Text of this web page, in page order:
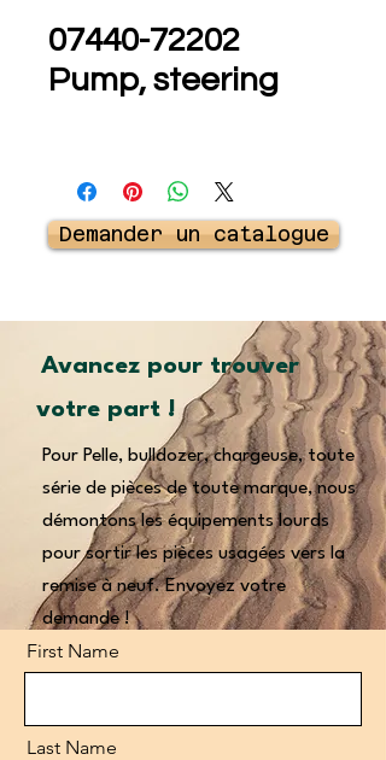
07440-72202
Pump, steering
Demander un catalogue
Avancez pour trouver
votre part !
Pour Pelle, bulldozer, chargeuse, toute
série de pièces de toute marque, nous
démontons les équipements lourds
pour sortir les pièces usagées vers la
remise à neuf. Envoyez votre
demande !
First Name
Last Name